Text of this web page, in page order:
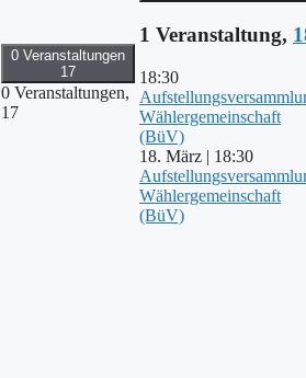
0 Veranstaltungen
17
0 Veranstaltungen,
17
1 Veranstaltung,
18:30
Wählergemeinschaft
(BüV)
18. März | 18:30
Wählergemeinschaft
(BüV)